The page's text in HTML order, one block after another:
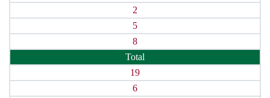
2
5
8
Total
19
6